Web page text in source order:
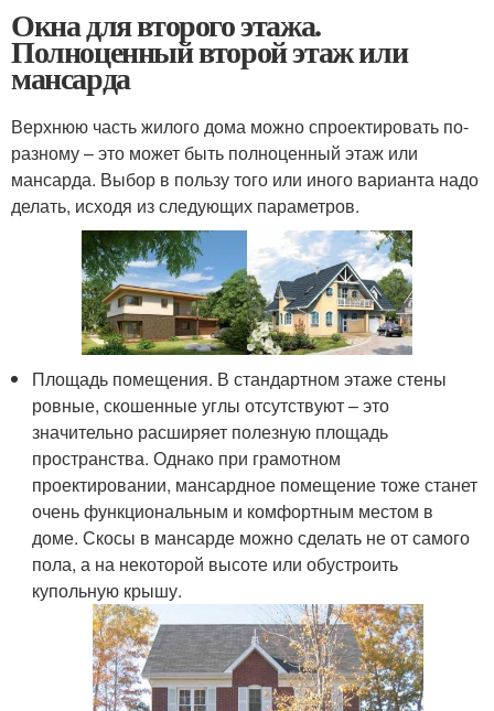
Окна для второго этажа.
Полноценный второй этаж или
мансарда
Верхнюю часть жилого дома можно спроектировать по-
разному – это может быть полноценный этаж или
мансарда. Выбор в пользу того или иного варианта надо
делать, исходя из следующих параметров.
Площадь помещения. В стандартном этаже стены
ровные, скошенные углы отсутствуют – это
значительно расширяет полезную площадь
пространства. Однако при грамотном
проектировании, мансардное помещение тоже станет
очень функциональным и комфортным местом в
доме. Скосы в мансарде можно сделать не от самого
пола, а на некоторой высоте или обустроить
купольную крышу.